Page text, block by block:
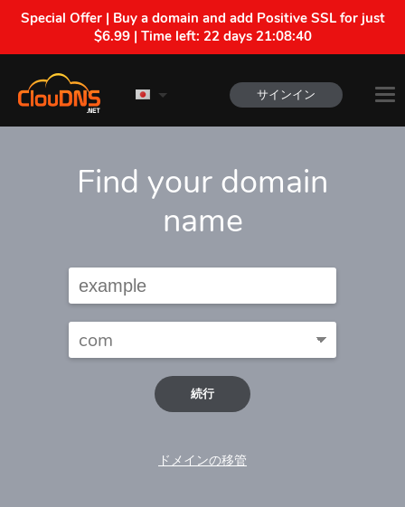
Special Offer | Buy a domain and add Positive SSL for just
$6.99 | Time left: 22 days 21:08:39
サインイン
Find your domain
name
続行
ドメインの移管